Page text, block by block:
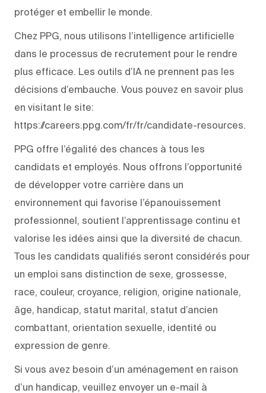
protéger et embellir le monde.
Chez PPG, nous utilisons l’intelligence artificielle
dans le processus de recrutement pour le rendre
plus efficace. Les outils d’IA ne prennent pas les
décisions d’embauche. Vous pouvez en savoir plus
en visitant le site:
https://careers.ppg.com/fr/fr/candidate-resources.
PPG offre l’égalité des chances à tous les
candidats et employés. Nous offrons l’opportunité
de développer votre carrière dans un
environnement qui favorise l’épanouissement
professionnel, soutient l’apprentissage continu et
valorise les idées ainsi que la diversité de chacun.
Tous les candidats qualifiés seront considérés pour
un emploi sans distinction de sexe, grossesse,
race, couleur, croyance, religion, origine nationale,
âge, handicap, statut marital, statut d’ancien
combattant, orientation sexuelle, identité ou
expression de genre.
Si vous avez besoin d’un aménagement en raison
d’un handicap, veuillez envoyer un e-mail à